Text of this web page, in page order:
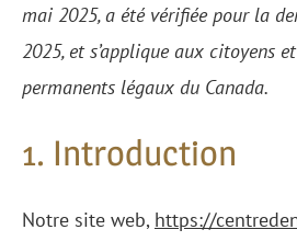
mai 2025, a été vérifiée pour la
2025, et s’applique aux citoyens
permanents légaux du Canada.
1. Introduction
Notre site web, https://